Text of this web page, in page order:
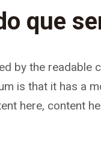
que
by the readable
is that it has a
here, content